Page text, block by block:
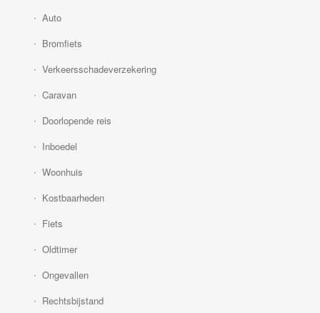
Auto
Bromfiets
Verkeersschadeverzekering
Caravan
Doorlopende reis
Inboedel
Woonhuis
Kostbaarheden
Fiets
Oldtimer
Ongevallen
Rechtsbijstand